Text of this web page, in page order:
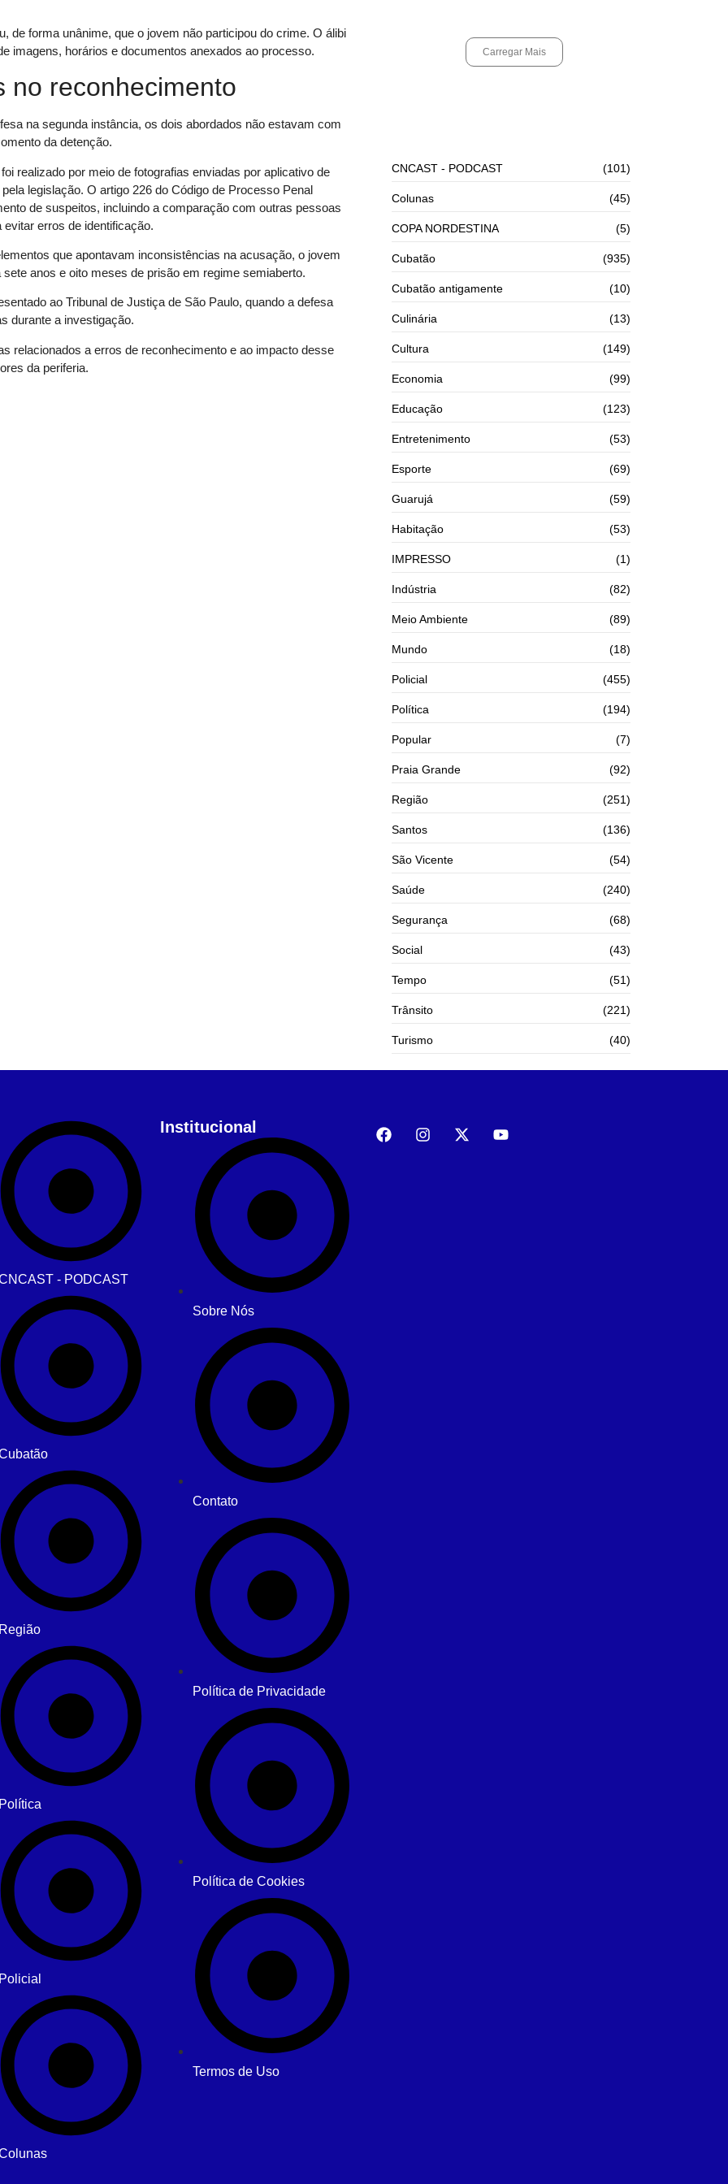
de forma unânime, que o jovem não participou do crime. O álibi
imagens, horários e documentos anexados ao processo.
no reconhecimento
na segunda instância, os dois abordados não estavam com
da detenção.
realizado por meio de fotografias enviadas por aplicativo de
legislação. O artigo 226 do Código de Processo Penal
de suspeitos, incluindo a comparação com outras pessoas
erros de identificação.
que apontavam inconsistências na acusação, o jovem
anos e oito meses de prisão em regime semiaberto.
ao Tribunal de Justiça de São Paulo, quando a defesa
durante a investigação.
relacionados a erros de reconhecimento e ao impacto desse
da periferia.
Carregar Mais
CNCAST - PODCAST (101)
Colunas (45)
COPA NORDESTINA (5)
Cubatão (935)
Cubatão antigamente (10)
Culinária (13)
Cultura (149)
Economia (99)
Educação (123)
Entretenimento (53)
Esporte (69)
Guarujá (59)
Habitação (53)
IMPRESSO (1)
Indústria (82)
Meio Ambiente (89)
Mundo (18)
Policial (455)
Política (194)
Popular (7)
Praia Grande (92)
Região (251)
Santos (136)
São Vicente (54)
Saúde (240)
Segurança (68)
Social (43)
Tempo (51)
Trânsito (221)
Turismo (40)
- PODCAST
Região
Política
Policial
Institucional
Sobre Nós
Contato
Política de Privacidade
Política de Cookies
Termos de Uso